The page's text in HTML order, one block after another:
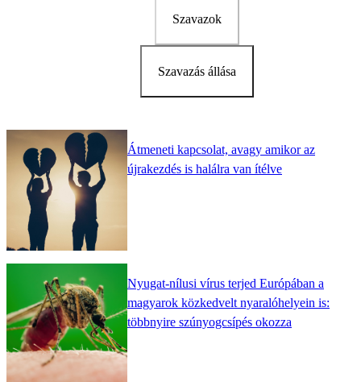
Szavazok
Szavazás állása
Átmeneti kapcsolat, avagy amikor az
újrakezdés is halálra van ítélve
Nyugat-nílusi vírus terjed Európában a
magyarok közkedvelt nyaralóhelyein is:
többnyire szúnyogcsípés okozza